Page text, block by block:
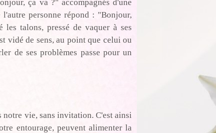
ça va ?" accompagnés d'une
personne répond : "Bonjour,
talons, pressé de vaquer à ses
vidé de sens, au point que celui ou
de ses problèmes passe pour un
notre vie, sans invitation. C'est ainsi
entourage, peuvent alimenter la